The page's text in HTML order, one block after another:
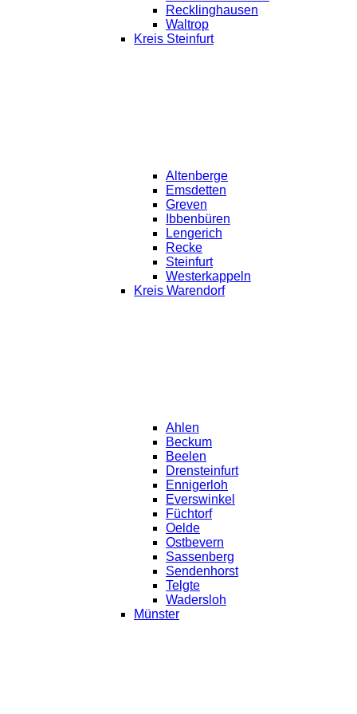
Recklinghausen
Waltrop
Kreis Steinfurt
Altenberge
Emsdetten
Greven
Ibbenbüren
Lengerich
Recke
Steinfurt
Westerkappeln
Kreis Warendorf
Ahlen
Beckum
Beelen
Drensteinfurt
Ennigerloh
Everswinkel
Füchtorf
Oelde
Ostbevern
Sassenberg
Sendenhorst
Telgte
Wadersloh
Münster